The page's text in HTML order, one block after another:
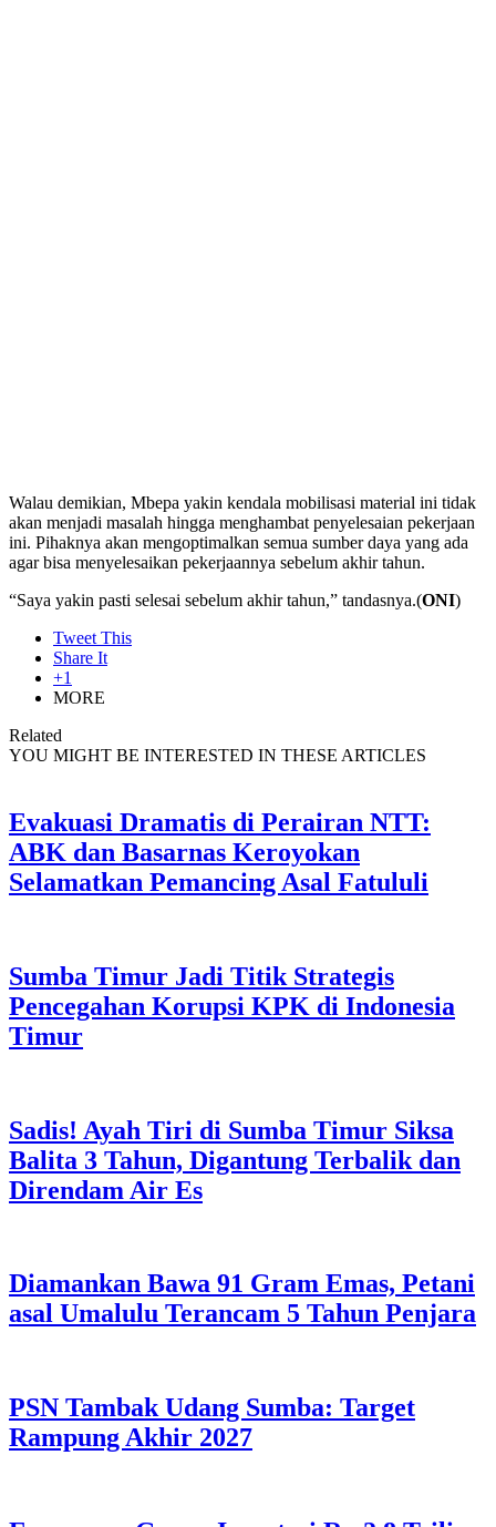
Walau demikian, Mbepa yakin kendala mobilisasi material ini tidak
akan menjadi masalah hingga menghambat penyelesaian pekerjaan
ini. Pihaknya akan mengoptimalkan semua sumber daya yang ada
agar bisa menyelesaikan pekerjaannya sebelum akhir tahun.
“Saya yakin pasti selesai sebelum akhir tahun,” tandasnya.(ONI)
Tweet This
Share It
+1
MORE
Related
YOU MIGHT BE INTERESTED IN THESE ARTICLES
Evakuasi Dramatis di Perairan NTT:
ABK dan Basarnas Keroyokan
Selamatkan Pemancing Asal Fatululi
Sumba Timur Jadi Titik Strategis
Pencegahan Korupsi KPK di Indonesia
Timur
Sadis! Ayah Tiri di Sumba Timur Siksa
Balita 3 Tahun, Digantung Terbalik dan
Direndam Air Es
Diamankan Bawa 91 Gram Emas, Petani
asal Umalulu Terancam 5 Tahun Penjara
PSN Tambak Udang Sumba: Target
Rampung Akhir 2027